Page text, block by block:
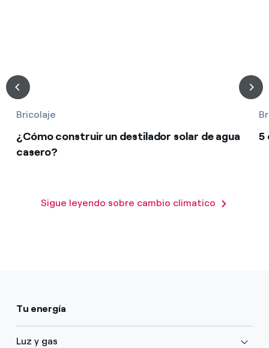
Bricolaje
¿Cómo construir un destilador solar de agua
casero?
5
Sigue leyendo sobre cambio climatico
Tu energía
Luz y gas